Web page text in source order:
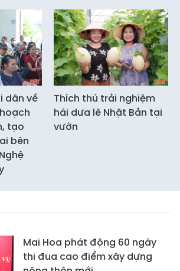
dân về
tạo
bên
Thích thú trải nghiệm
hái dưa lê Nhật Bản tại
vườn
Mai Hoa phát động 60 ngày
thi đua cao điểm xây dựng